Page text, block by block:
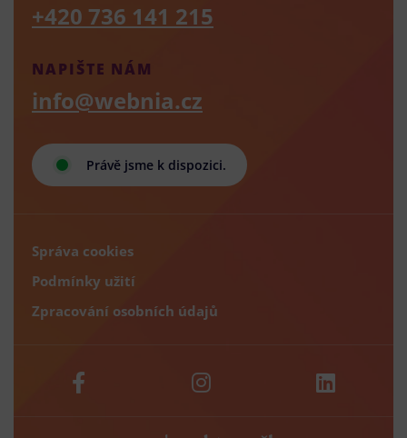
Právě jsme k dispozici.
NAPIŠTE NÁM
info@webnia.cz
+420 736 141 215
Správa cookies
Podmínky užití
Zpracování osobních údajů